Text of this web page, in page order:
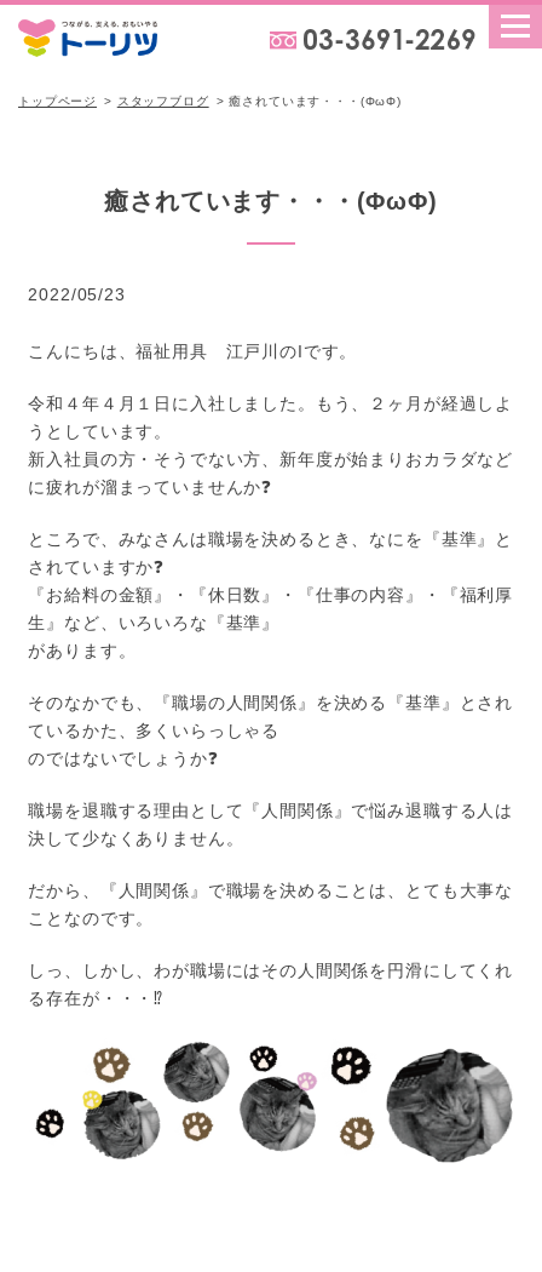
トップページ スタッフブログ 癒されています・・・(ΦωΦ)
癒されています・・・(ΦωΦ)
2022/05/23
こんにちは、福祉用具 江戸川のIです。
令和４年４月１日に入社しました。もう、２ヶ月が経過しよ
うとしています。
新入社員の方・そうでない方、新年度が始まりおカラダなど
に疲れが溜まっていませんか❓
ところで、みなさんは職場を決めるとき、なにを『基準』と
されていますか❓
『お給料の金額』・『休日数』・『仕事の内容』・『福利厚
生』など、いろいろな『基準』
があります。
そのなかでも、『職場の人間関係』を決める『基準』とされ
ているかた、多くいらっしゃる
のではないでしょうか❓
職場を退職する理由として『人間関係』で悩み退職する人は
決して少なくありません。
だから、『人間関係』で職場を決めることは、とても大事な
ことなのです。
しっ、しかし、わが職場にはその人間関係を円滑にしてくれ
る存在が・・・⁉